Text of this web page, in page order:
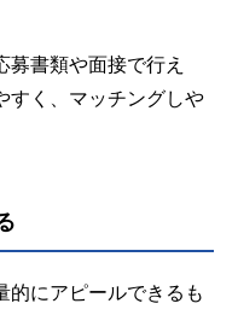
書類や面接で行え
すく、マッチングしや
的にアピールできるも